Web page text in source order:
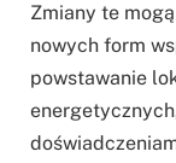
Zmiany te
nowych form
powstawanie